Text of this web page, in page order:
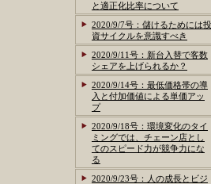
と適正化比率について
2020/9/7号：儲けるためには投
資サイクルを意識すべき
2020/9/11号：新台入替で客数
シェアを上げられるか？
2020/9/14号：最低価格帯の導
入と付加価値による単価アッ
プ
2020/9/18号：環境変化のタイ
ミングでは、チェーン店とし
てのスピード力が競争力にな
る
2020/9/23号：人の成長とビジ